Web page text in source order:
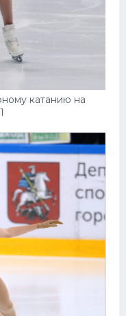
катанию на